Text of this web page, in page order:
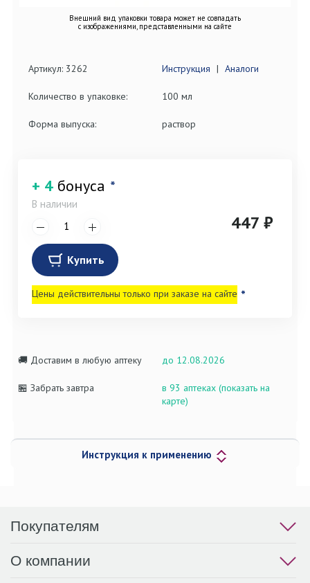
Внешний вид упаковки товара может не совпадать
с изображениями, представленными на сайте
Артикул: 3262 Инструкция | Аналоги
Количество в упаковке: 100 мл
Форма выпуска: раствор
+ 4 бонуса *
В наличии
447 ₽
Купить
Цены действительны только при заказе на сайте *
🚚 Доставим в любую аптеку до 12.08.2026
🏪 Забрать завтра
в 93 аптеках (показать на
карте)
Инструкция к применению
Покупателям
О компании